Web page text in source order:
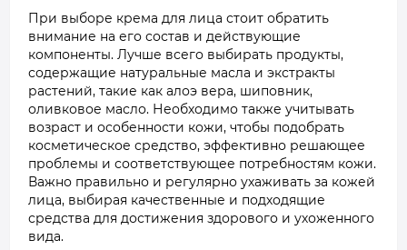
При выборе крема для лица стоит обратить
внимание на его состав и действующие
компоненты. Лучше всего выбирать продукты,
содержащие натуральные масла и экстракты
растений, такие как алоэ вера, шиповник,
оливковое масло. Необходимо также учитывать
возраст и особенности кожи, чтобы подобрать
косметическое средство, эффективно решающее
проблемы и соответствующее потребностям кожи.
Важно правильно и регулярно ухаживать за кожей
лица, выбирая качественные и подходящие
средства для достижения здорового и ухоженного
вида.